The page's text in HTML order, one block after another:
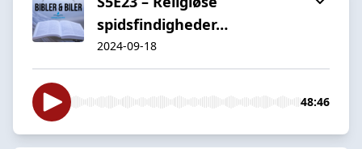
spidsfindigheder…
2024-09-18
48:46